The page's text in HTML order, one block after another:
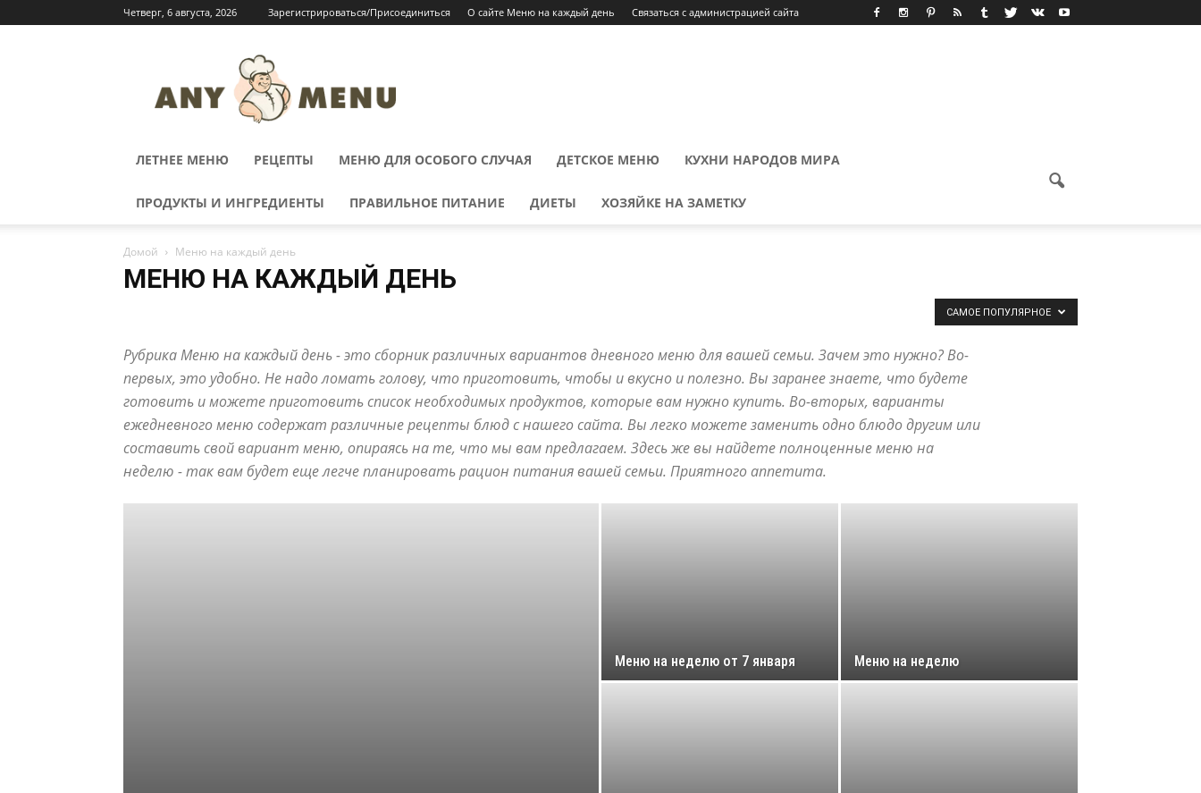
Четверг, 6 августа, 2026 Зарегистрироваться/Присоединиться О сайте Меню на каждый день Связаться с администрацией сайта
ЛЕТНЕЕ МЕНЮ РЕЦЕПТЫ МЕНЮ ДЛЯ ОСОБОГО СЛУЧАЯ ДЕТСКОЕ МЕНЮ КУХНИ НАРОДОВ МИРА
ПРОДУКТЫ И ИНГРЕДИЕНТЫ ПРАВИЛЬНОЕ ПИТАНИЕ ДИЕТЫ ХОЗЯЙКЕ НА ЗАМЕТКУ
Домой Меню на каждый день
МЕНЮ НА КАЖДЫЙ ДЕНЬ
Новогоднее меню
Пасхальное меню Первые блюда Постное меню Правильное питание
Праздничное меню
Продукты и ингредиенты
Рецепты для мультиварки Салаты и закуски
Хозяйке на заметку
Рубрика Меню на каждый день - это сборник различных вариантов дневного меню для вашей семьи. Зачем это нужно? Во-
первых, это удобно. Не надо ломать голову, что приготовить, чтобы и вкусно и полезно. Вы заранее знаете, что будете
готовить и можете приготовить список необходимых продуктов, которые вам нужно купить. Во-вторых, варианты
ежедневного меню содержат различные рецепты блюд с нашего сайта. Вы легко можете заменить одно блюдо другим или
составить свой вариант меню, опираясь на те, что мы вам предлагаем. Здесь же вы найдете полноценные меню на
неделю - так вам будет еще легче планировать рацион питания вашей семьи. Приятного аппетита.
САМОЕ ПОПУЛЯРНОЕ
Меню на неделю от 7 января Меню на неделю